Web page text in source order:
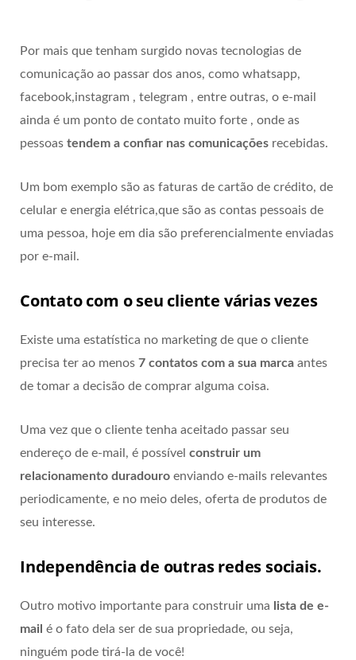
Por mais que tenham surgido novas tecnologias de
comunicação ao passar dos anos, como whatsapp,
facebook,instagram , telegram , entre outras, o e-mail
ainda é um ponto de contato muito forte , onde as
pessoas tendem a confiar nas comunicações recebidas.
Um bom exemplo são as faturas de cartão de crédito, de
celular e energia elétrica,que são as contas pessoais de
uma pessoa, hoje em dia são preferencialmente enviadas
por e-mail.
Contato com o seu cliente várias vezes
Existe uma estatística no marketing de que o cliente
precisa ter ao menos 7 contatos com a sua marca antes
de tomar a decisão de comprar alguma coisa.
Uma vez que o cliente tenha aceitado passar seu
endereço de e-mail, é possível construir um
relacionamento duradouro enviando e-mails relevantes
periodicamente, e no meio deles, oferta de produtos de
seu interesse.
Independência de outras redes sociais.
Outro motivo importante para construir uma
lista de e-
mail é o fato dela ser de sua propriedade, ou seja,
ninguém pode tirá-la de você!